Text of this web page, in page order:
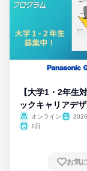
【大学1・2年生
ックキャリアデ
ム
オンライン
1日
お気